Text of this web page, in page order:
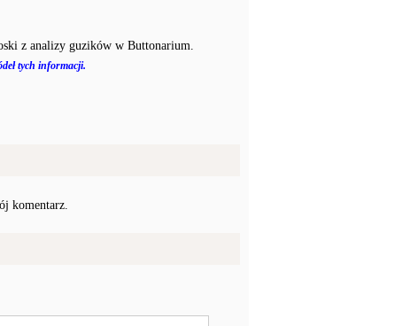
z analizy guzików w Buttonarium.
tych informacji.
komentarz.